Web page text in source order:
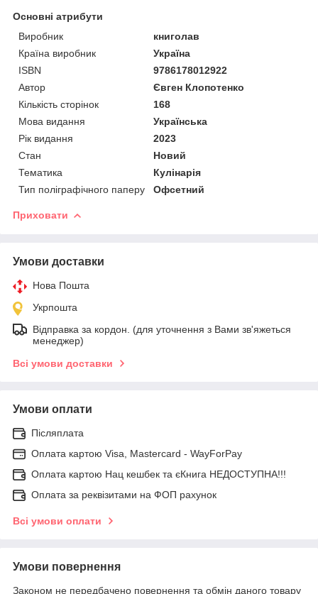
Основні атрибути
Виробник
книголав
Країна виробник
Україна
ISBN
9786178012922
Автор
Євген Клопотенко
Кількість сторінок
168
Мова видання
Українська
Рік видання
2023
Стан
Новий
Тематика
Кулінарія
Тип поліграфічного паперу
Офсетний
Приховати
Умови доставки
Нова Пошта
Укрпошта
Відправка за кордон. (для уточнення з Вами зв'яжеться
менеджер)
Всі умови доставки
Умови оплати
Післяплата
Оплата картою Visa, Mastercard - WayForPay
Оплата картою Нац кешбек та єКнига НЕДОСТУПНА!!!
Оплата за реквізитами на ФОП рахунок
Всі умови оплати
Умови повернення
Законом не передбачено повернення та обмін даного товару